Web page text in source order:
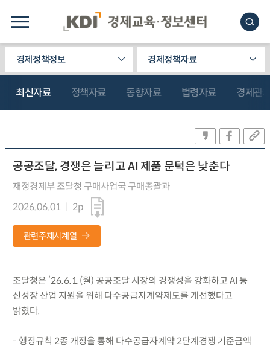
경제정책정보 경제정책자료
최신자료 정책자료 동향자료 법령자료 경제관
공공조달, 경쟁은 늘리고 AI 제품 문턱은 낮춘다
재정경제부 조달청 구매사업국 구매총괄과
2026.06.01
2p
관련주제시계열
조달청은 ’26.6.1.(월) 공공조달 시장의 경쟁성을 강화하고 AI 등
신성장 산업 지원을 위해 다수공급자계약제도를 개선했다고
밝혔다.
- 행정규칙 2종 개정을 통해 다수공급자계약 2단계경쟁 기준금액